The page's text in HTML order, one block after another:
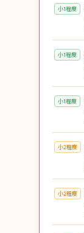
小1程度
小1程度
小1程度
小2程度
小2程度